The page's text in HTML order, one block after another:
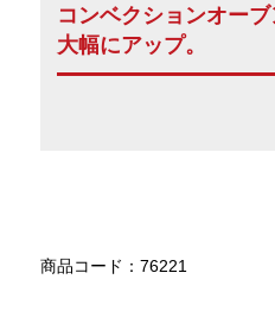
コンベクションオー
大幅にアップ。
商品コード：76221